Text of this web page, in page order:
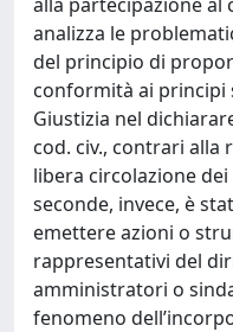
analizza le
del principio di
conformità ai principi
Giustizia nel
cod. civ., contrari alla
libera circolazione
seconde, invece, è
emettere azioni o
rappresentativi del
amministratori o
fenomeno